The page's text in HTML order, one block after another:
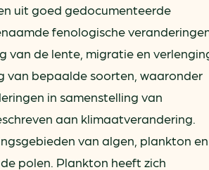
uit goed gedocumenteerde
fenologische
van de lente, migratie en
van bepaalde soorten, waaronder
in samenstelling van
aan klimaatverandering.
van algen, plankton en
polen. Plankton heeft zich